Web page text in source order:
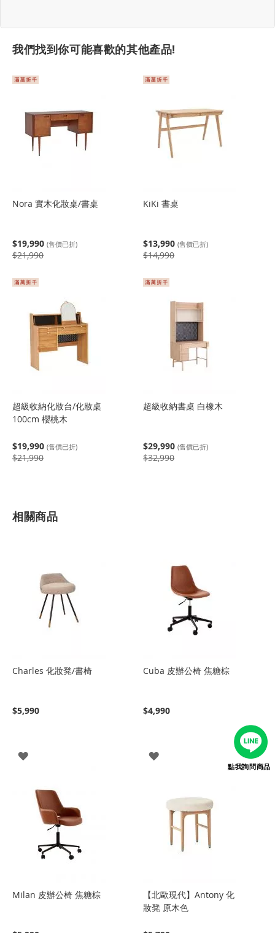
我們找到你可能喜歡的其他產品!
Nora 實木化妝桌/書桌
$19,990 (售價已折)
$21,990
KiKi 書桌
$13,990 (售價已折)
$14,990
超級收納化妝台/化妝桌
100cm 櫻桃木
$19,990 (售價已折)
$21,990
超級收納書桌 白橡木
$29,990 (售價已折)
$32,990
相關商品
Charles 化妝凳/書椅
$5,990
登
Cuba 皮辦公椅 焦糖棕
$4,990
登
Milan 皮辦公椅 焦糖棕
【北歐現代】Antony 化
妝凳 原木色
點我詢問商品